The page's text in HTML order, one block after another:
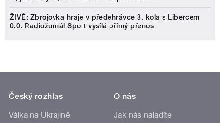
ŽIVĚ: Zbrojovka hraje v předehrávce 3. kola s Libercem
0:0. Radiožurnál Sport vysílá přímý přenos
Český rozhlas
Válka na Ukrajině
O nás
Jak nás naladíte